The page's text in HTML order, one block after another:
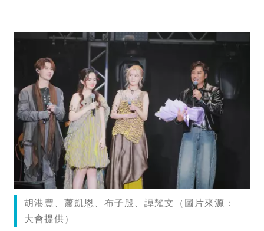
胡港豐、蕭凱恩、布子殷、譚耀文（圖片來源：
大會提供）